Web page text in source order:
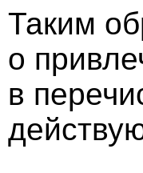
Таким
о
в